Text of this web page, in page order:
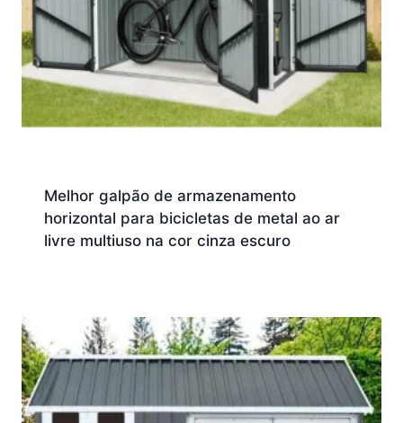
Melhor galpão de armazenamento
horizontal para bicicletas de metal ao ar
livre multiuso na cor cinza escuro